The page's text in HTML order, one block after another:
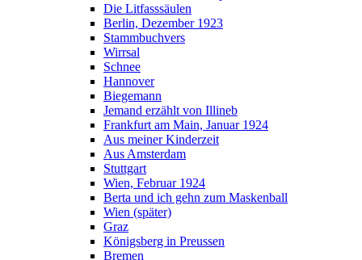
Die Litfasssäulen
Berlin, Dezember 1923
Stammbuchvers
Wirrsal
Schnee
Hannover
Biegemann
Jemand erzählt von Illineb
Frankfurt am Main, Januar 1924
Aus meiner Kinderzeit
Aus Amsterdam
Stuttgart
Wien, Februar 1924
Berta und ich gehn zum Maskenball
Wien (später)
Graz
Königsberg in Preussen
Bremen